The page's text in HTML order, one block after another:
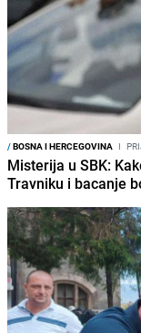
/BOSNA I HERCEGOVINA I
Misterija u SBK:
Travniku i bacanje